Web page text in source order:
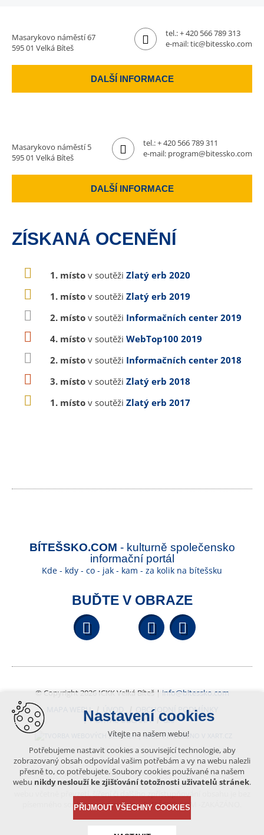
Masarykovo náměstí 67
595 01 Velká Bíteš
tel.:+ 420 566 789 313
e-mail:tic@bitessko.com
DALŠÍ INFORMACE
Masarykovo náměstí 5
595 01 Velká Bíteš
tel.:+ 420 566 789 311
e-mail: program@bitessko.com
DALŠÍ INFORMACE
ZÍSKANÁ OCENĚNÍ
1. místo v soutěži Zlatý erb 2020
1. místo v soutěži Zlatý erb 2019
2. místo v soutěži Informačních center 2019
4. místo v soutěži WebTop100 2019
2. místo v soutěži Informačních center 2018
3. místo v soutěži Zlatý erb 2018
1. místo v soutěži Zlatý erb 2017
BÍTEŠSKO.COM - kulturně společensko
informační portál
Kde - kdy - co - jak - kam - za kolik na bítešsku
BUĎTE V OBRAZE
Facebook YouTube
© Copyright 2026 ICKK Velká Bíteš | info@bitessko.com
MAPA WEBU
ÚVOD
OBCHODNÍ PODMÍNKY
PORTÁL OBČANA
GIS
VYTVOŘENO V XART.CZ
Obsah tohoto portálu je chráněn autorským právem, které
vykonává vydavatel. Jakékoliv užití článků a fotografií z této podoby
písemného souhlasu vydavatele – BÍTEŠSKO.COM -ZAKÁZÁNO.
Nastavení cookies
Vítejte na našem webu!
Potřebujeme nastavit cookies a související technologie, aby
zobrazovaný obsah odpovídal vašim potřebám a vy na webu nalezli
přesně to, co potřebujete. Soubory cookies používané na našem
webu nikdy neslouží ke zjišťování totožnosti uživatelů stránek.
PŘIJMOUT VŠECHNY COOKIES